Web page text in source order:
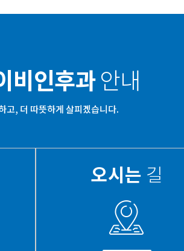
비인후과안내
고, 더 따뜻하게 살피겠습니다.
오시는 길